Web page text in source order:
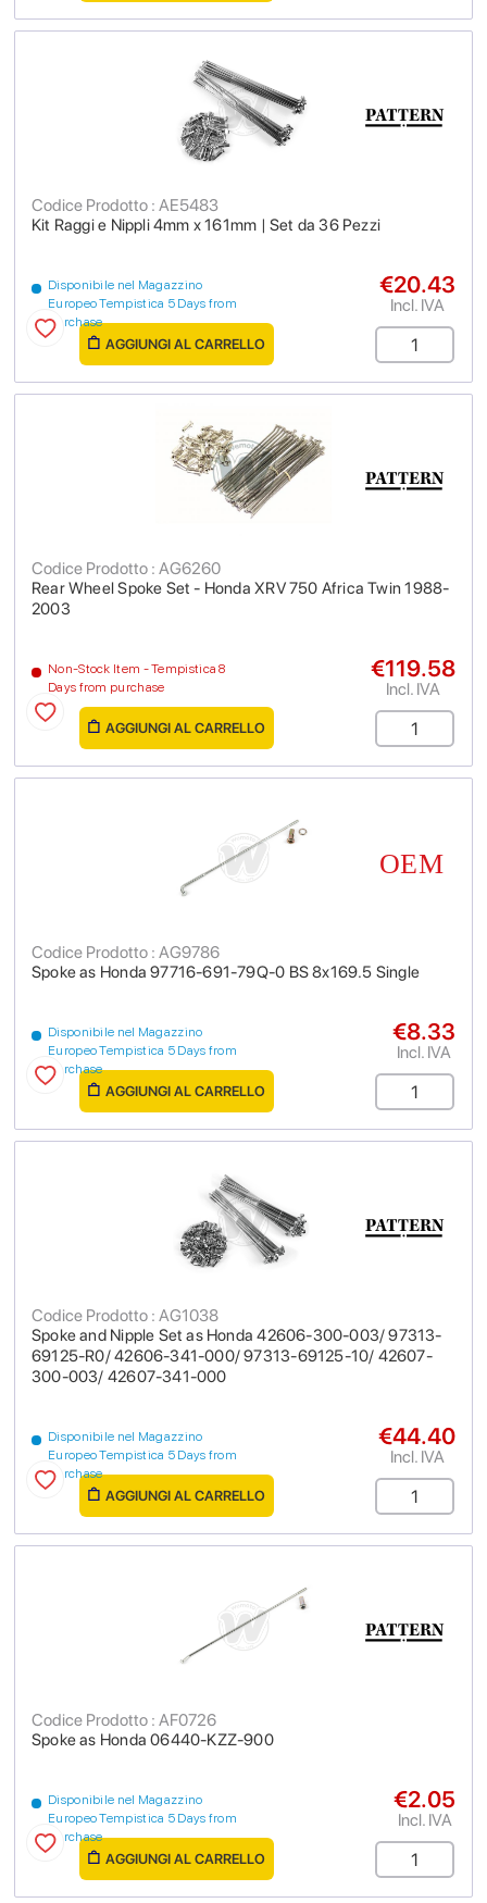
Kit Raggi e Nippli 4mm x 161mm | Set da 36 Pezzi
Codice Prodotto : AE5483
Disponibile nel Magazzino
Europeo Tempistica 5 Days from
purchase
€20.43
Incl. IVA
AGGIUNGI AL CARRELLO
Rear Wheel Spoke Set - Honda XRV 750 Africa Twin 1988-
2003
Codice Prodotto : AG6260
Non-Stock Item - Tempistica 8
Days from purchase
€119.58
Incl. IVA
AGGIUNGI AL CARRELLO
Spoke as Honda 97716-691-79Q-0 BS 8x169.5 Single
Codice Prodotto : AG9786
Disponibile nel Magazzino
Europeo Tempistica 5 Days from
purchase
€8.33
Incl. IVA
AGGIUNGI AL CARRELLO
Spoke and Nipple Set as Honda 42606-300-003/ 97313-
69125-R0/ 42606-341-000/ 97313-69125-10/ 42607-
300-003/ 42607-341-000
Codice Prodotto : AG1038
Disponibile nel Magazzino
Europeo Tempistica 5 Days from
purchase
€44.40
Incl. IVA
AGGIUNGI AL CARRELLO
Spoke as Honda 06440-KZZ-900
Codice Prodotto : AF0726
Disponibile nel Magazzino
Europeo Tempistica 5 Days from
purchase
€2.05
Incl. IVA
AGGIUNGI AL CARRELLO